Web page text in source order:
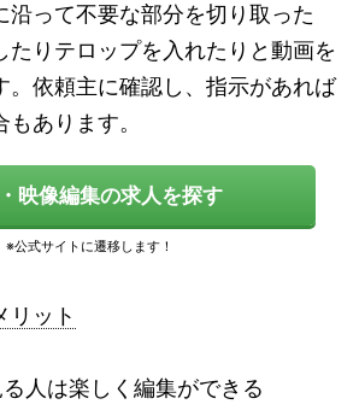
沿って不要な部分を切り取った
たりテロップを入れたりと動画を
。依頼主に確認し、指示があれば
あります。
映像編集の求人を探す
リット
人は楽しく編集ができる